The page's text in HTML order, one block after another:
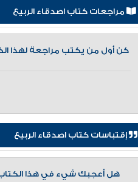
مراجعات كتاب اصدقاء الربيع
كن أول من يكتب مراجعة لهذا
إقتباسات كتاب اصدقاء الربيع
هل أعجبك شيء في هذا